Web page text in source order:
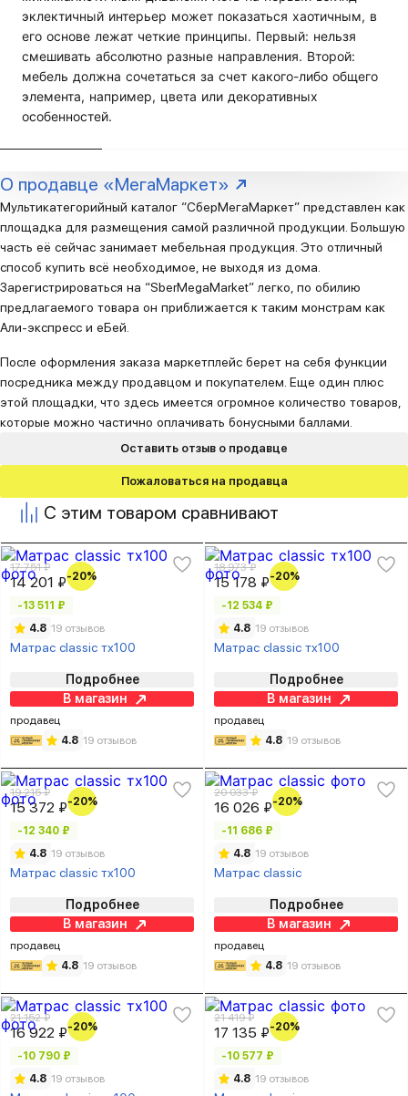
эклектичный интерьер может показаться хаотичным, в
его основе лежат четкие принципы. Первый: нельзя
смешивать абсолютно разные направления. Второй:
мебель должна сочетаться за счет какого-либо общего
элемента, например, цвета или декоративных
особенностей.
О продавце «МегаМаркет»
Оставить отзыв о продавце
Пожаловаться на продавца
Мультикатегорийный каталог “СберМегаМаркет” представлен как
площадка для размещения самой различной продукции. Большую
часть её сейчас занимает мебельная продукция. Это отличный
способ купить всё необходимое, не выходя из дома.
Зарегистрироваться на “SberMegaMarket” легко, по обилию
предлагаемого товара он приближается к таким монстрам как
Али-экспресс и еБей.
После оформления заказа маркетплейс берет на себя функции
посредника между продавцом и покупателем. Еще один плюс
этой площадки, что здесь имеется огромное количество товаров,
которые можно частично оплачивать бонусными баллами.
С этим товаром сравнивают
17 751 ₽
14 201 ₽-20%
-13 511 ₽
4.8 19 отзывов
Матрас classic тх100
Подробнее
В магазин
продавец
4.8 19 отзывов
18 973 ₽
15 178 ₽-20%
-12 534 ₽
4.8 19 отзывов
Матрас classic тх100
Подробнее
В магазин
продавец
4.8 19 отзывов
19 215 ₽
15 372 ₽-20%
-12 340 ₽
4.8 19 отзывов
Матрас classic тх100
Подробнее
В магазин
продавец
4.8 19 отзывов
20 033 ₽
16 026 ₽-20%
-11 686 ₽
4.8 19 отзывов
Матрас classic
Подробнее
В магазин
продавец
4.8 19 отзывов
21 152 ₽
16 922 ₽-20%
-10 790 ₽
4.8 19 отзывов
21 419 ₽
17 135 ₽-20%
-10 577 ₽
4.8 19 отзывов